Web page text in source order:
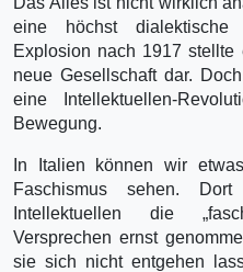
eine höchst dialektische
Explosion nach 1917
neue Gesellschaft dar.
eine Intellektuellen-
Bewegung.
In Italien können wir
Faschismus sehen.
Intellektuellen die
Versprechen ernst
sie sich nicht entgehen